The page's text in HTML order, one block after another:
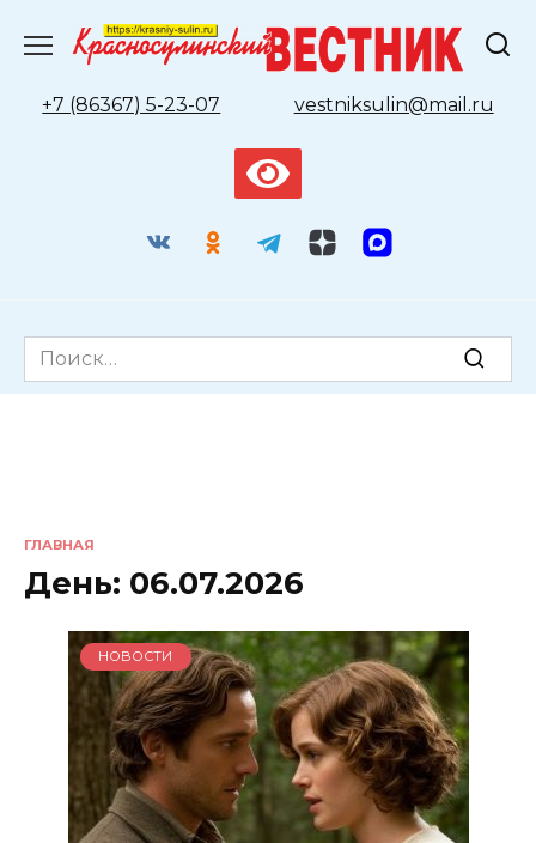
содержанию
+7 (86367) 5-23-07
vestniksulin@mail.ru
Search
for:
ГЛАВНАЯ
День: 06.07.2026
НОВОСТИ